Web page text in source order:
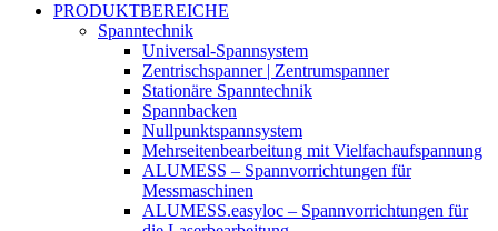
PRODUKTBEREICHE
Spanntechnik
Universal-Spannsystem
Zentrischspanner | Zentrumspanner
Stationäre Spanntechnik
Spannbacken
Nullpunktspannsystem
Mehrseitenbearbeitung mit Vielfachaufspannung
ALUMESS – Spannvorrichtungen für
Messmaschinen
ALUMESS.easyloc – Spannvorrichtungen für